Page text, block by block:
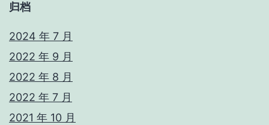
归档
2024 年 7 月
2022 年 9 月
2022 年 8 月
2022 年 7 月
2021 年 10 月